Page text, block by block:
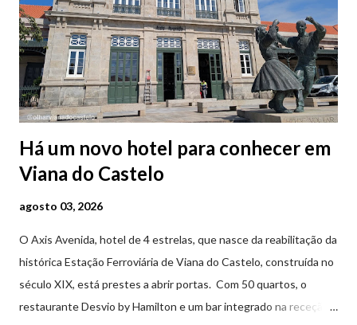
Há um novo hotel para conhecer em
Viana do Castelo
agosto 03, 2026
O Axis Avenida, hotel de 4 estrelas, que nasce da reabilitação da
histórica Estação Ferroviária de Viana do Castelo, construída no
século XIX, está prestes a abrir portas. Com 50 quartos, o
restaurante Desvio by Hamilton e um bar integrado na receção,